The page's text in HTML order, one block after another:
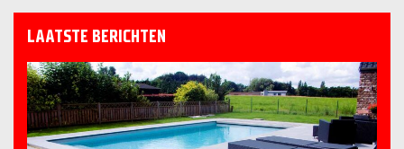
LAATSTE BERICHTEN